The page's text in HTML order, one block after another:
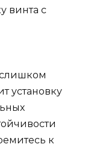
винта с
установку
к